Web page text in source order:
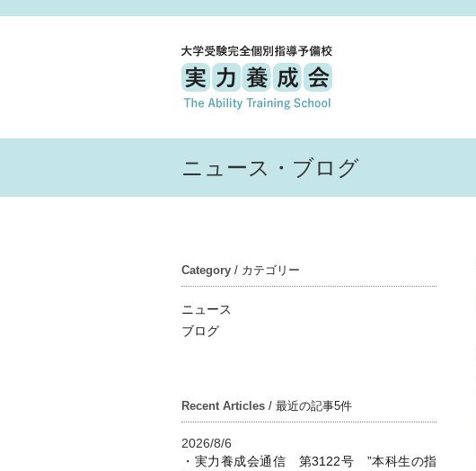
ニュース・ブログ
Category / カテゴリー
ニュース
ブログ
Recent Articles / 最近の記事5件
2026/8/6
・実力養成会通信 第3122号 ”本科生の指